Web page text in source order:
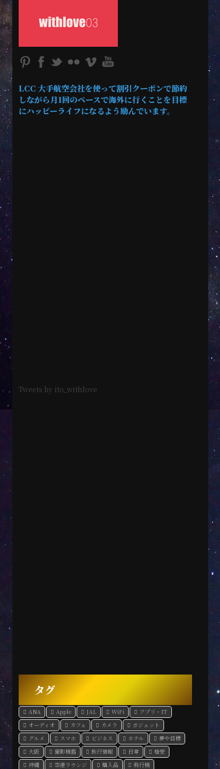
LCC 大手航空会社を使って割引クーポンで節約
しながら月1回のペースで海外に行くことを目標
にハッピーライフになるよう励んでいます。
Tweets by ito_withlove
タグ
ANA Apple JAL WiFi
アプリ・IT
オーディオ
カフェ カメラ
ガジェット
グルメ
スマホ ビジネス ホテル
夢や目標
大阪
撮影機器 旅行情報 日常
格安
沖縄
空港ラウンジ 購入品 飛行機